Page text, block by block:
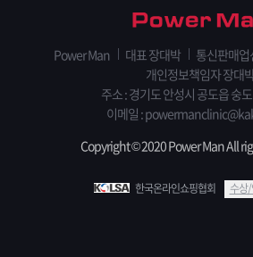
Power Man 대표 장대박
통신판매
개인정보책임자 장대
주소 : 경기도 안성시 공도읍 숭
이메일 :
Copyright © 2020 Power Man All
한국온라인쇼핑협회 수상